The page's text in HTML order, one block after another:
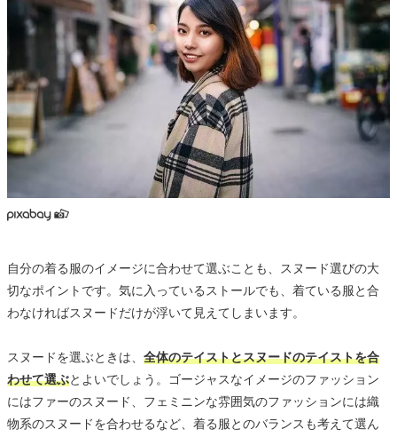
自分の着る服のイメージに合わせて選ぶことも、スヌード選びの大
切なポイントです。気に入っているストールでも、着ている服と合
わなければスヌードだけが浮いて見えてしまいます。
スヌードを選ぶときは、 全体のテイストとスヌードのテイストを合
わせて選ぶとよいでしょう。ゴージャスなイメージのファッション
にはファーのスヌード、フェミニンな雰囲気のファッションには織
物系のスヌードを合わせるなど、着る服とのバランスも考えて選ん